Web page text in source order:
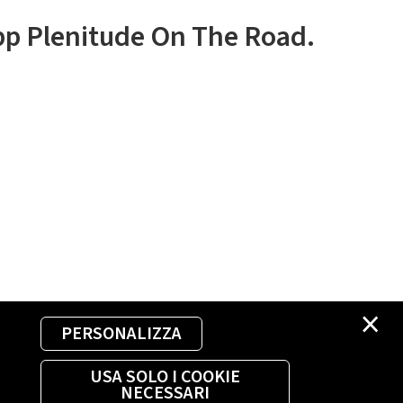
×
PERSONALIZZA
USA SOLO I COOKIE
NECESSARI
Plenitude On The Road.